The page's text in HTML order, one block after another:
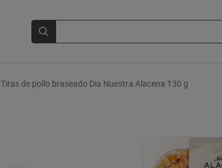
Tiras de pollo braseado Dia Nuestra Alacena 130 g